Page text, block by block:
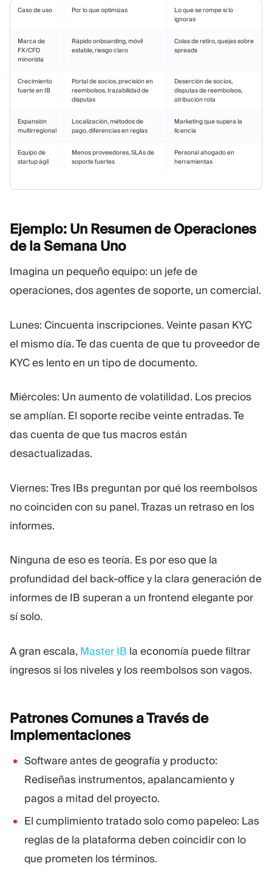
Caso de uso Por lo que optimizas
Lo que se rompe si lo
ignoras
Marca de
FX/CFD
minorista
Rápido onboarding, móvil
estable, riesgo claro
Colas de retiro, quejas sobre
spreads
Crecimiento
fuerte en IB
Portal de socios, precisión en
reembolsos, trazabilidad de
disputas
Deserción de socios,
disputas de reembolsos,
atribución rota
Expansión
multirregional
Localización, métodos de
pago, diferencias en reglas
Marketing que supera la
licencia
Equipo de
startup ágil
Menos proveedores, SLAs de
soporte fuertes
Personal ahogado en
herramientas
Ejemplo: Un Resumen de Operaciones
de la Semana Uno
Imagina un pequeño equipo: un jefe de
operaciones, dos agentes de soporte, un comercial.
Lunes: Cincuenta inscripciones. Veinte pasan KYC
el mismo día. Te das cuenta de que tu proveedor de
KYC es lento en un tipo de documento.
Miércoles: Un aumento de volatilidad. Los precios
se amplían. El soporte recibe veinte entradas. Te
das cuenta de que tus macros están
desactualizadas.
Viernes: Tres IBs preguntan por qué los reembolsos
no coinciden con su panel. Trazas un retraso en los
informes.
Ninguna de eso es teoría. Es por eso que la
profundidad del back-office y la clara generación de
informes de IB superan a un frontend elegante por
sí solo.
A gran escala, Master IB la economía puede filtrar
ingresos si los niveles y los reembolsos son vagos.
Patrones Comunes a Través de
Implementaciones
Software antes de geografía y producto:
Rediseñas instrumentos, apalancamiento y
pagos a mitad del proyecto.
El cumplimiento tratado solo como papeleo: Las
reglas de la plataforma deben coincidir con lo
que prometen los términos.